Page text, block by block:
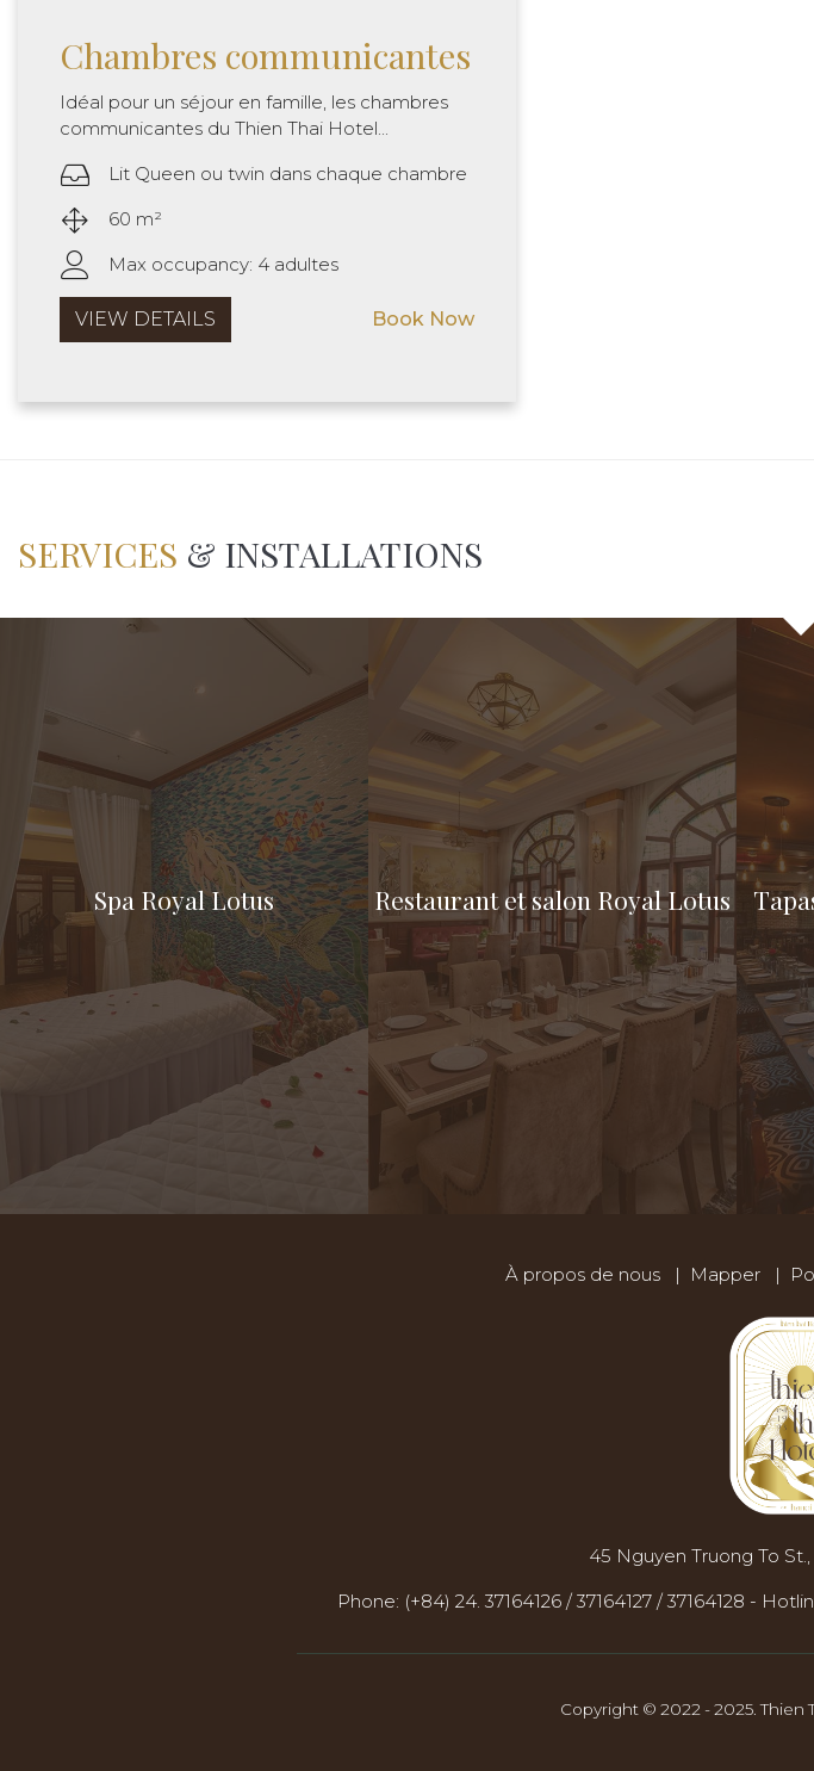
Chambres communicantes
Idéal pour un séjour en famille, les chambres
communicantes du Thien Thai Hotel...
Lit Queen ou twin dans chaque chambre
60 m²
Max occupancy: 4 adultes
VIEW DETAILS Book Now
SERVICES & INSTALLATIONS
Spa Royal Lotus Restaurant et salon Royal Lotus
Restaurant et salon Royal Lotus
À propos de nous| Mapper|
45 Nguyen Truong To
Phone: (+84) 24. 37164126 / 37164127 / 37164128 -
Copyright © 2022 - 2025. Thien